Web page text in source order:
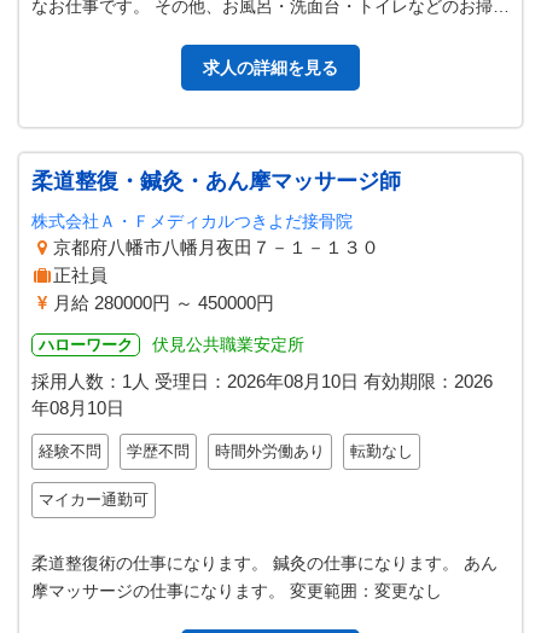
なお仕事です。 その他、お風呂・洗面台・トイレなどのお掃除
求人の詳細を見る
柔道整復・鍼灸・あん摩マッサージ師
株式会社Ａ・Ｆメディカルつきよだ接骨院
京都府八幡市八幡月夜田７－１－１３０
正社員
月給 280000円 ～ 450000円
ハローワーク 伏見公共職業安定所
採用人数：1人 受理日： 2026年08月10日 有効期限： 2026
年08月10日
経験不問 学歴不問 時間外労働あり 転勤なし
マイカー通勤可
柔道整復術の仕事になります。 鍼灸の仕事になります。 あん
摩マッサージの仕事になります。 変更範囲：変更なし